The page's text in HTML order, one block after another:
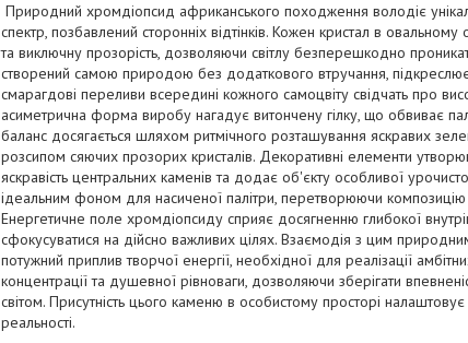
Природний хромдіопсид африканського походження володіє
спектр, позбавлений сторонніх відтінків. Кожен кристал в
та виключну прозорість, дозволяючи світлу безперешкодно
створений самою природою без додаткового втручання, підкреслює
смарагдові переливи всередині кожного самоцвіту свідчать про
асиметрична форма виробу нагадує витончену гілку, що обвиває
баланс досягається шляхом ритмічного розташування яскравих
розсипом сяючих прозорих кристалів. Декоративні елементи
яскравість центральних каменів та додає об'єкту особливої
ідеальним фоном для насиченої палітри, перетворюючи
Енергетичне поле хромдіопсиду сприяє досягненню глибокої
сфокусуватися на дійсно важливих цілях. Взаємодія з цим
потужний приплив творчої енергії, необхідної для реалізації
концентрації та душевної рівноваги, дозволяючи зберігати
світом. Присутність цього каменю в особистому просторі
реальності.